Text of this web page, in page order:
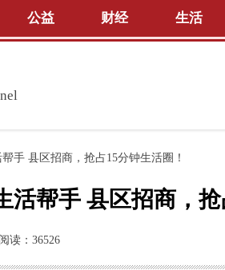
公益 财经 生活
手 县区招商，抢占15分钟生活圈！
活帮手 县区招商，抢
阅读：36526